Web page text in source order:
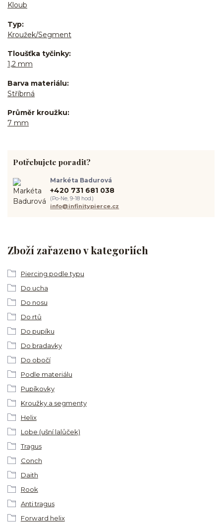
Kloub
Typ
Kroužek/Segment
Tloušťka tyčinky
1,2 mm
Barva materiálu
Stříbrná
Průměr kroužku
7 mm
Zboží zařazeno v kategoriích
Piercing podle typu
Do ucha
Do nosu
Do rtů
Do pupíku
Do bradavky
Do obočí
Podle materiálu
Pupíkovky
Kroužky a segmenty
Helix
Lobe (ušní lalůček)
Tragus
Conch
Daith
Rook
Anti tragus
Forward helix
Potřebujete poradit?
Markéta Badurová
+420 731 681 038
(Po-Ne, 9-18 hod.)
info@infinitypierce.cz